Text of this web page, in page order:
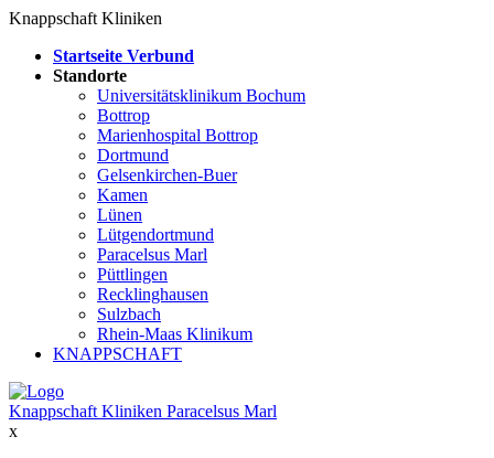
Knappschaft Kliniken
Startseite Verbund
Standorte
Universitätsklinikum Bochum
Bottrop
Marienhospital Bottrop
Dortmund
Gelsenkirchen-Buer
Kamen
Lünen
Lütgendortmund
Paracelsus Marl
Püttlingen
Recklinghausen
Sulzbach
Rhein-Maas Klinikum
KNAPPSCHAFT
Knappschaft Kliniken Paracelsus Marl
x